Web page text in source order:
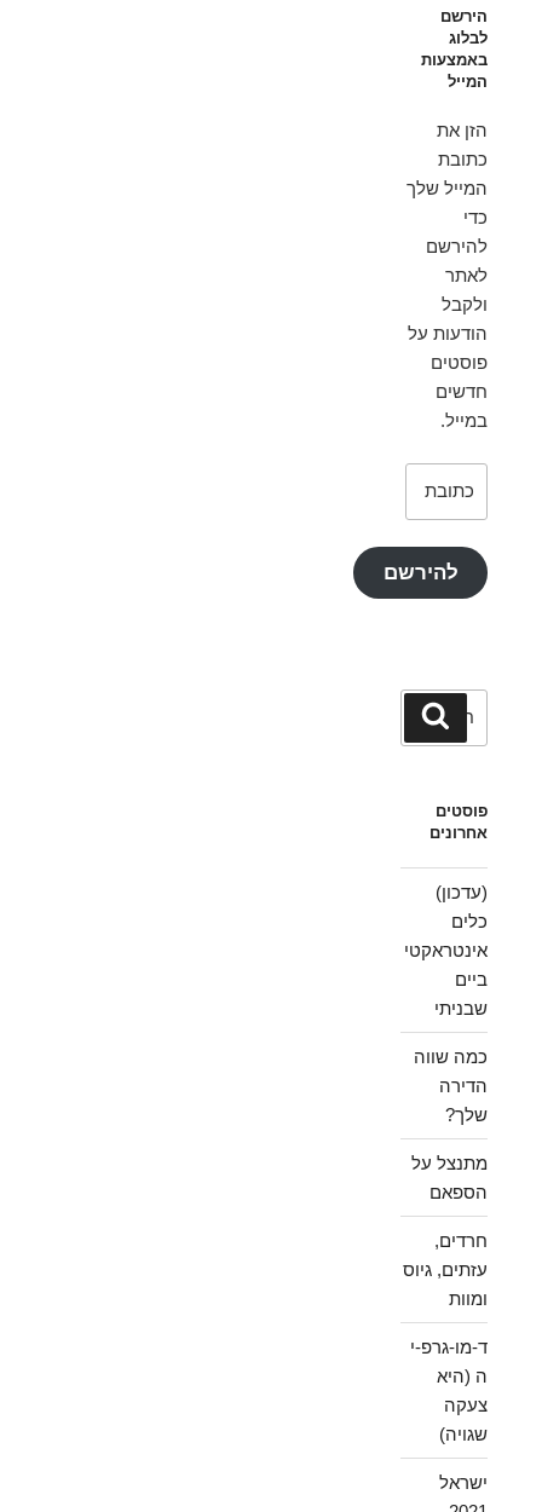
הירשם
לבלוג
באמצעות
המייל
הזן את
כתובת
המייל שלך
כדי
להירשם
לאתר
ולקבל
הודעות על
פוסטים
חדשים
במייל.
להירשם
חפש: חיפוש
פוסטים
אחרונים
(עדכון)
כלים
אינטראקטי
ביים
שבניתי
כמה שווה
הדירה
שלך?
מתנצל על
הספאם
חרדים,
עזתים, גיוס
ומוות
ד-מו-גרפ-י
ה (היא
צעקה
שגויה)
ישראל